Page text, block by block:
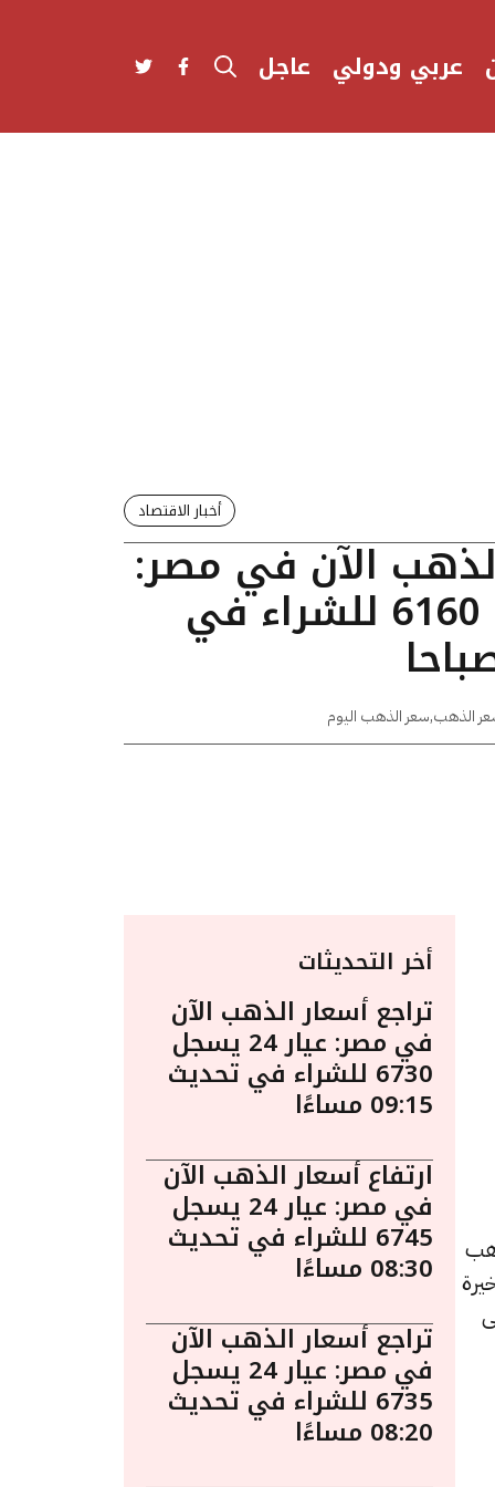
عربي ودولي عاجل
أخبار الاقتصاد
الآن في مصر:
عيار 24 يسجل 6160 للشراء في
الذهب,سعر الذهب اليوم
يُعد الذهب
أخر التحديثات
تراجع أسعار الذهب الآن
في مصر: عيار 24 يسجل
6730 للشراء في تحديث
09:15 مساءًا
ارتفاع أسعار الذهب الآن
في مصر: عيار 24 يسجل
6745 للشراء في تحديث
08:30 مساءًا
تراجع أسعار الذهب الآن
في مصر: عيار 24 يسجل
6735 للشراء في تحديث
08:20 مساءًا